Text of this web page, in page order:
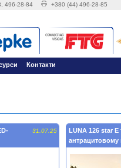
496-28-84 +380 (44) 496-28-85
Контакти
31.07.25
LUNA 126 star E
антрацитовому